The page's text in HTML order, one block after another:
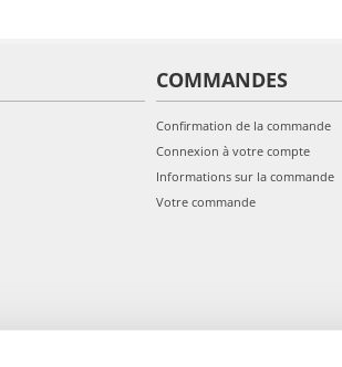
COMMANDES
Confirmation de la commande
Connexion à votre compte
Informations sur la commande
Votre commande